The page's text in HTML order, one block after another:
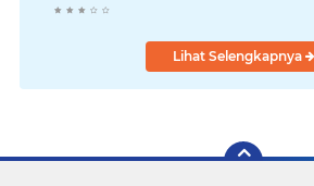
Lihat Selengkapnya